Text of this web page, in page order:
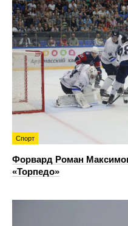
Спорт
Форвард Роман
«Торпедо»